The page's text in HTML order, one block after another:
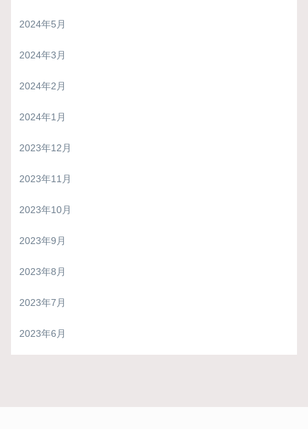
2024年5月
2024年3月
2024年2月
2024年1月
2023年12月
2023年11月
2023年10月
2023年9月
2023年8月
2023年7月
2023年6月